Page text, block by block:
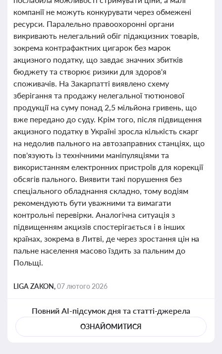
компанії не можуть конкурувати через обмежені
ресурси. Паралельно правоохоронні органи
викривають нелегальний обіг підакцизних товарів,
зокрема контрафактних цигарок без марок
акцизного податку, що завдає значних збитків
бюджету та створює ризики для здоров'я
споживачів. На Закарпатті виявлено схему
зберігання та продажу нелегальної тютюнової
продукції на суму понад 2,5 мільйона гривень, що
вже передано до суду. Крім того, після підвищення
акцизного податку в Україні зросла кількість скарг
на недолив пального на автозаправних станціях, що
пов'язують із технічними маніпуляціями та
використанням електронних пристроїв для корекції
обсягів пального. Виявити такі порушення без
спеціального обладнання складно, тому водіям
рекомендують бути уважними та вимагати
контрольні перевірки. Аналогічна ситуація з
підвищенням акцизів спостерігається і в інших
країнах, зокрема в Литві, де через зростання цін на
пальне населення масово їздить за пальним до
Польщі.
LIGA ZAKON,07 лютого 2026
Повний AI-підсумок дня та статті-джерела
ОЗНАЙОМИТИСЯ